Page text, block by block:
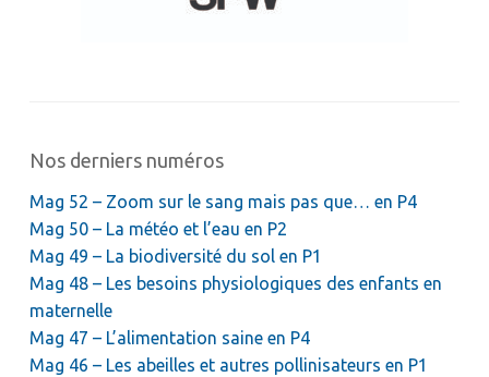
Nos derniers numéros
Mag 52 – Zoom sur le sang mais pas que… en P4
Mag 50 – La météo et l’eau en P2
Mag 49 – La biodiversité du sol en P1
Mag 48 – Les besoins physiologiques des enfants en
maternelle
Mag 47 – L’alimentation saine en P4
Mag 46 – Les abeilles et autres pollinisateurs en P1